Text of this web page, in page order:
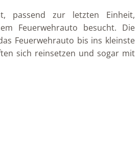
passend zur letzten Einheit,
Feuerwehrauto besucht. Die
Feuerwehrauto bis ins kleinste
sich reinsetzen und sogar mit